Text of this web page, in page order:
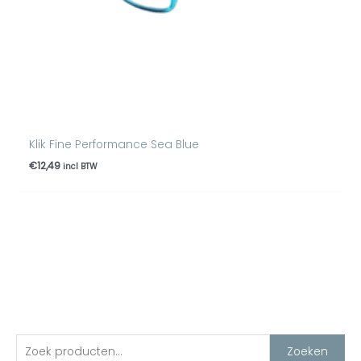
Zoeken
Klik Fine Performance Sea Blue
€12,49 incl BTW